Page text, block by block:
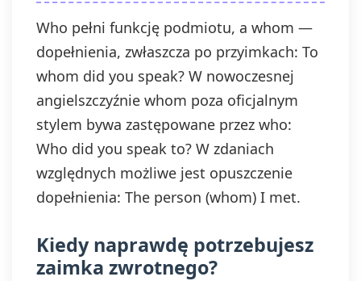
Who pełni funkcję podmiotu, a whom —
dopełnienia, zwłaszcza po przyimkach: To
whom did you speak? W nowoczesnej
angielszczyźnie whom poza oficjalnym
stylem bywa zastępowane przez who:
Who did you speak to? W zdaniach
względnych możliwe jest opuszczenie
dopełnienia: The person (whom) I met.
Kiedy naprawdę potrzebujesz
zaimka zwrotnego?